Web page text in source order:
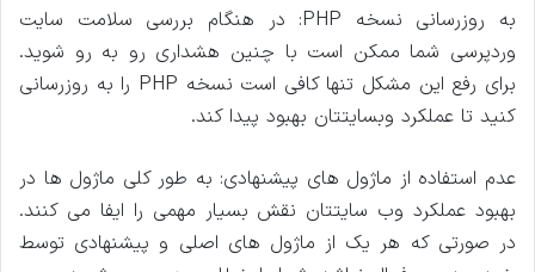
به روزرسانی نسخه PHP: در هنگام بررسی سلامت سایت
وردپرسی شما ممکن است با چنین هشداری رو به رو شوید.
برای رفع این مشکل تنها کافی است نسخه PHP را به روزرسانی
کنید تا عملکرد وبسایتتان بهبود پیدا کند.
عدم استفاده از ماژول های پیشنهادی: به طور کلی ماژول ها در
بهبود عملکرد وب سایتتان نقش بسیار مهمی را ایفا می کنند.
در صورتی که هر یک از ماژول های اصلی و پیشنهادی توسط